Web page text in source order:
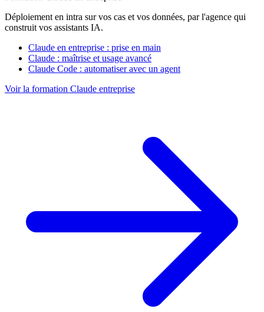
Déploiement en intra sur vos cas et vos données, par l'agence qui
construit vos assistants IA.
Claude en entreprise : prise en main
Claude : maîtrise et usage avancé
Claude Code : automatiser avec un agent
Voir la formation Claude entreprise